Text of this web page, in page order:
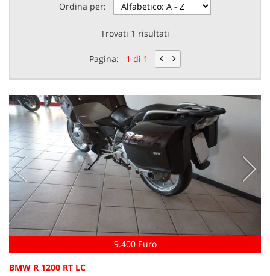
Ordina per:
Trovati 1 risultati
Pagina: 1 di 1
9.400 Euro
BMW R 1200 RT LC
funzionamento
questi
strumenti
di
tracciamento
si
rimanda
alla
cookie
policy.
Puoi
e
tue